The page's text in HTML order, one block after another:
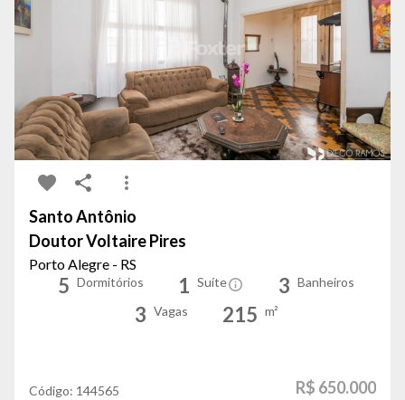
Santo Antônio
Doutor Voltaire Pires
Porto Alegre - RS
5 Dormitórios 1 Suíte 3 Banheiros
3 Vagas 215 m²
Código: 144565 R$ 650.000